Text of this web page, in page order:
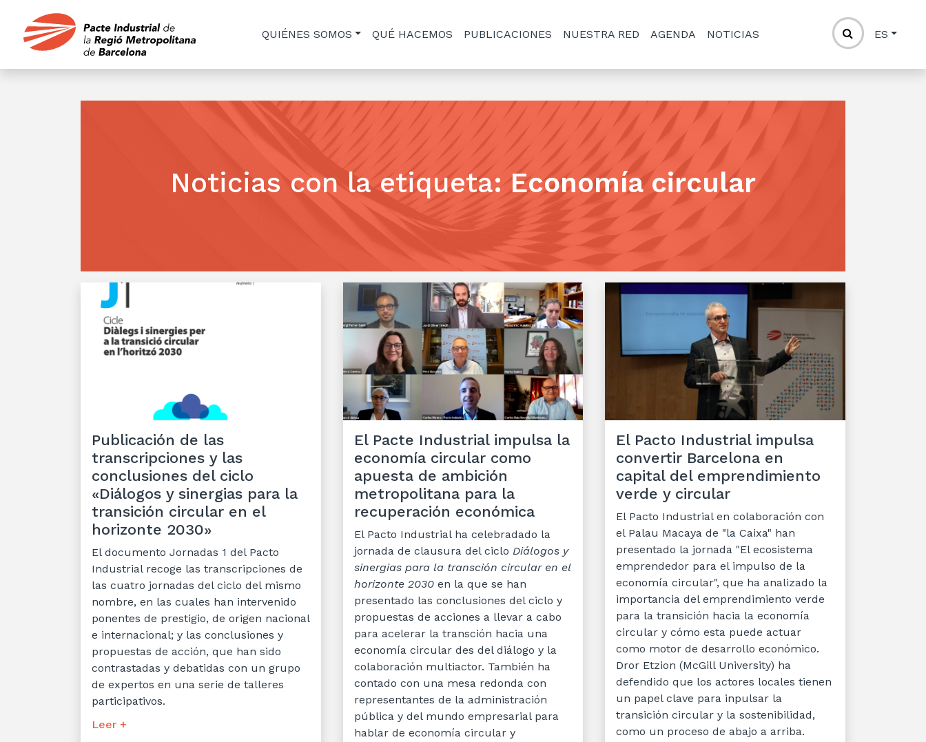
QUIÉNES SOMOS QUÉ HACEMOS PUBLICACIONES NUESTRA RED AGENDA NOTICIAS ES
Noticias con la etiqueta: Economía circular
Publicación de las
transcripciones y las
conclusiones del ciclo
«Diálogos y sinergias para la
transición circular en el
horizonte 2030»
El documento Jornadas 1 del Pacto
Industrial recoge las transcripciones de
las cuatro jornadas del ciclo del mismo
nombre, en las cuales han intervenido
ponentes de prestigio, de origen nacional
e internacional; y las conclusiones y
propuestas de acción, que han sido
contrastadas y debatidas con un grupo
de expertos en una serie de talleres
participativos.
Leer +
El Pacte Industrial impulsa la
economía circular como
apuesta de ambición
metropolitana para la
recuperación económica
El Pacto Industrial ha celebradado la
jornada de clausura del ciclo Diálogos y
sinergias para la transción circular en el
horizonte 2030en la que se han
presentado las conclusiones del ciclo y
propuestas de acciones a llevar a cabo
para acelerar la transción hacia una
economía circular des del diálogo y la
colaboración multiactor. También ha
contado con una mesa redonda con
representantes de la administración
pública y del mundo empresarial para
hablar de economía circular y
El Pacto Industrial impulsa
convertir Barcelona en
capital del emprendimiento
verde y circular
El Pacto Industrial en colaboración con
el Palau Macaya de "la Caixa" han
presentado la jornada "El ecosistema
emprendedor para el impulso de la
economía circular", que ha analizado la
importancia del emprendimiento verde
para la transición hacia la economía
circular y cómo esta puede actuar
como motor de desarrollo económico.
Dror Etzion (McGill University) ha
defendido que los actores locales tienen
un papel clave para inpulsar la
transición circular y la sostenibilidad,
como un proceso de abajo a arriba.